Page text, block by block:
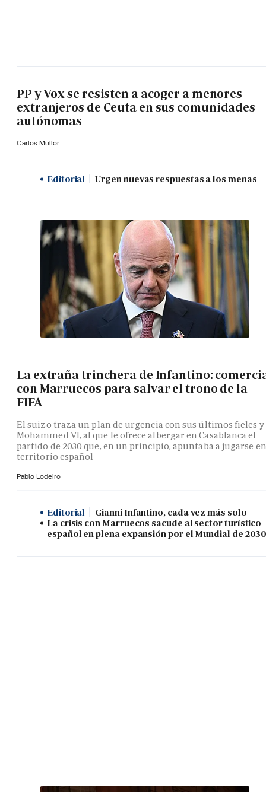
PP y Vox se resisten a acoger a menores
extranjeros de Ceuta en sus comunidades
autónomas
Carlos Mullor
Editorial Urgen nuevas respuestas a los menas
La extraña trinchera de Infantino:
con Marruecos para salvar el trono de la
FIFA
El suizo traza un plan de urgencia con sus últimos fieles y
Mohammed VI, al que le ofrece albergar en Casablanca el
partido de 2030 que, en un principio, apuntaba a jugarse en
territorio español
Pablo Lodeiro
Editorial
Gianni Infantino, cada vez más solo
La crisis con Marruecos sacude al sector turístico
español en plena expansión por el Mundial de